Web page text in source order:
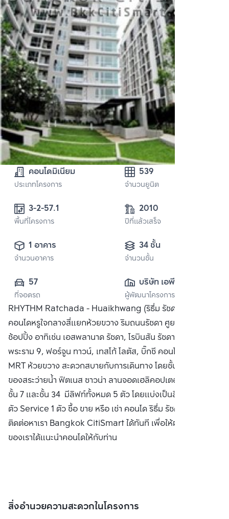
คอนโดมิเนียม
ประเภทโครงการ
539
จำนวนยูนิต
3-2-57.1
พื้นที่โครงการ
2010
ปีที่แล้วเสร็จ
1 อาคาร
จำนวนอาคาร
34 ชั้น
จำนวนชั้น
57
ที่จอดรถ
บริษัท เอพี (ไทย
แลนด์)
จำกัด(มหาชน)
ผู้พัฒนาโครงการ
RHYTHM Ratchada - Huaikhwang (ริธึ่ม รัชดา ห้วยขวาง)
คอนโดหรูใจกลางสี่แยกห้วยขวาง ริมถนนรัชดา ศูยน์กลางแหล่ง
ช้อปปิ้ง อาทิเช่น เอสพลานาด รัชดา, โรบินสัน รัชดา, เซ็นทรัล
พระราม 9, ฟอร์จูน ทาวน์, เทสโก้ โลตัส, บิ๊กซี คอนโดติดรถไฟฟ้า
MRT ห้วยขวาง สะดวกสบายกับการเดินทาง โดยชั้น 34 เป็นส่วน
ของสระว่ายน้ำ ฟิตเนส ซาวน่า ลานจอดเฮลิคอปเตอร์ มีสวนอยู่ที่
ชั้น 7 และชั้น 34 มีลิฟท์ทั้งหมด 5 ตัว โดยแบ่งเป็นลิฟท์โดยสาร 4
ตัว Service 1 ตัว ซื้อ ขาย หรือ เช่า คอนโด ริธึ่ม รัชดา ห้วยขวาง
ติดต่อหาเรา Bangkok CitiSmart ได้ทันที เพื่อให้ผู้เชี่ยวชาญ
ของเราได้แนะนำคอนโดให้กับท่าน
สิ่งอำนวยความสะดวกในโครงการ